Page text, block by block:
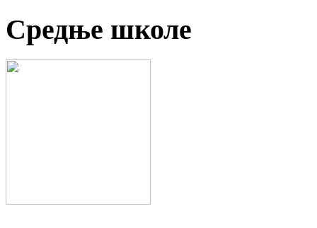
Средње школе